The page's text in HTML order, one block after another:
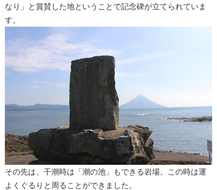
なり」と賞賛した地ということで記念碑が立てられていま
す。
その先は、干潮時は「潮の池」もできる岩場。この時は運
よくぐるりと周ることができました。